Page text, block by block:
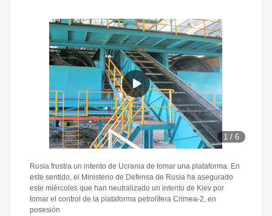
1 /6
Rusia frustra un intento de Ucrania de tomar una plataforma. En
este sentido, el Ministerio de Defensa de Rusia ha asegurado
este miércoles que han neutralizado un intento de Kiev por
tomar el control de la plataforma petrolífera Crimea-2, en
posesión